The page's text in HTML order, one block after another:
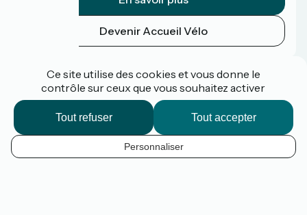
FR
Devenir Accueil Vélo
Espace pro / presse
FAQ
Plan du site
Ce site utilise des cookies et vous donne le
contrôle sur ceux que vous souhaitez activer
Tout accepter
Tout refuser
Personnaliser